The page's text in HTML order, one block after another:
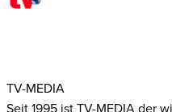
TV-MEDIA